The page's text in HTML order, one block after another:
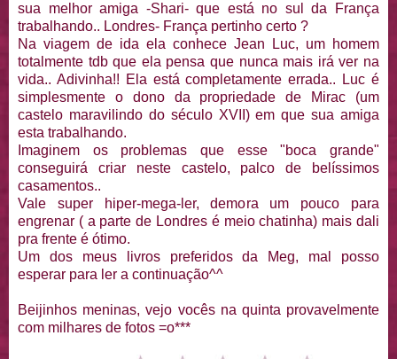
sua melhor amiga -Shari- que está no sul da França
trabalhando.. Londres- França pertinho certo ?
Na viagem de ida ela conhece Jean Luc, um homem
totalmente tdb que ela pensa que nunca mais irá ver na
vida.. Adivinha!! Ela está completamente errada.. Luc é
simplesmente o dono da propriedade de Mirac (um
castelo maravilindo do século XVII) em que sua amiga
esta trabalhando.
Imaginem os problemas que esse "boca grande"
conseguirá criar neste castelo, palco de belíssimos
casamentos..
Vale super hiper-mega-ler, demora um pouco para
engrenar ( a parte de Londres é meio chatinha) mais dali
pra frente é ótimo.
Um dos meus livros preferidos da Meg, mal posso
esperar para ler a continuação^^
Beijinhos meninas, vejo vocês na quinta provavelmente
com milhares de fotos =o***